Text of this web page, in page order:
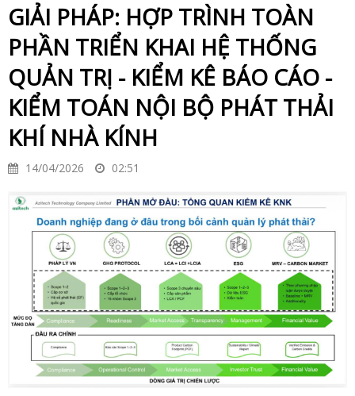
GIẢI PHÁP: HỢP TRÌNH TOÀN
PHẦN TRIỂN KHAI HỆ THỐNG
QUẢN TRỊ - KIỂM KÊ BÁO CÁO -
KIỂM TOÁN NỘI BỘ PHÁT THẢI
KHÍ NHÀ KÍNH
14/04/2026 02:51